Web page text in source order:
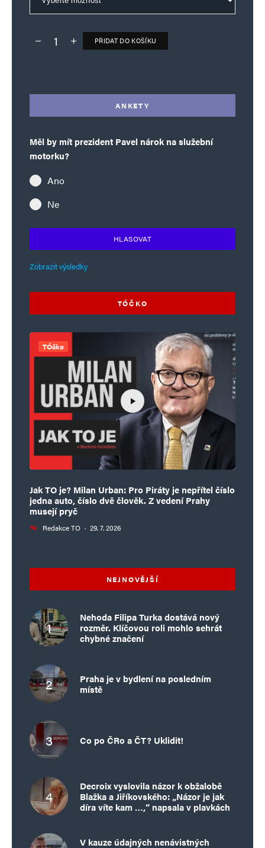
Deník TO – verze bez reklam množství
PŘIDAT DO KOŠÍKU
ANKETY
Měl by mít prezident Pavel nárok na služební
motorku?
Ano
Ne
HLASOVAT
Zobrazit výsledky
TÓČKO
TÓčko
Jak TO je? Milan Urban: Pro Piráty je nepřítel číslo
jedna auto, číslo dvě člověk. Z vedení Prahy
musejí pryč
Redakce TO · 29. 7. 2026
NEJNOVĚJŠÍ
Nehoda Filipa Turka dostává nový
rozměr. Klíčovou roli mohlo sehrát
chybné značení
Praha je v bydlení na posledním
místě
Co po ČRo a ČT? Uklidit!
Decroix vyslovila názor k obžalobě
Blažka a Jiříkovského: „Názor je jak
díra víte kam …,“ napsala v plavkách
V kauze údajných nenávistných